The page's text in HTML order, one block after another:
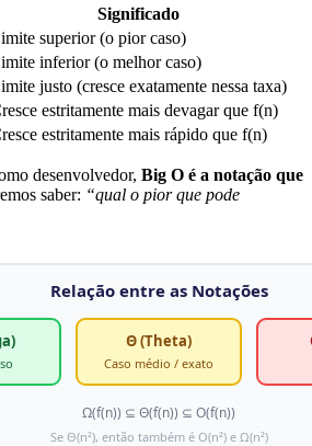
Significado
superior (o pior caso)
inferior (o melhor caso)
justo (cresce exatamente nessa taxa)
estritamente mais devagar que f(n)
estritamente mais rápido que f(n)
desenvolvedor, Big O é a notação que
saber: “qual o pior que pode